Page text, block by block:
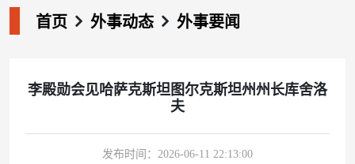
首页 外事动态 外事要闻
李殿勋会见哈萨克斯坦图尔克斯坦州州长库舍洛
夫
发布时间：2026-06-11 22:13:00